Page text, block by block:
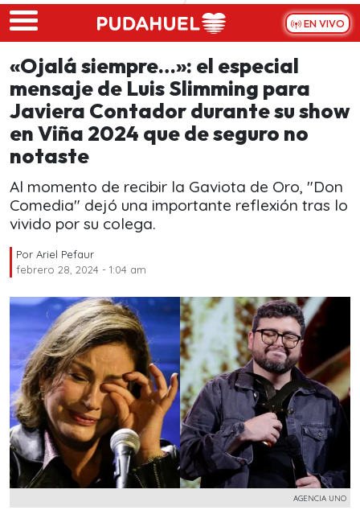
Skip to main content
EN VIVO
«Ojalá siempre…»: el especial
mensaje de Luis Slimming para
Javiera Contador durante su show
en Viña 2024 que de seguro no
notaste
Al momento de recibir la Gaviota de Oro, "Don
Comedia" dejó una importante reflexión tras lo
vivido por su colega.
Por Ariel Pefaur
febrero 28, 2024 - 1:04 am
AGENCIA UNO